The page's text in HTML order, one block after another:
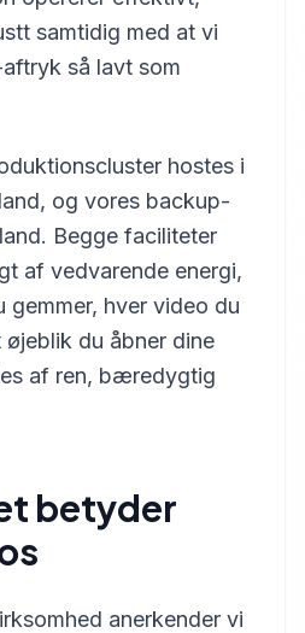
samtidig med at vi
så lavt som
hostes i
og vores backup-
Begge faciliteter
af vedvarende energi,
gemmer, hver video du
du åbner dine
af ren, bæredygtig
betyder
anerkender vi